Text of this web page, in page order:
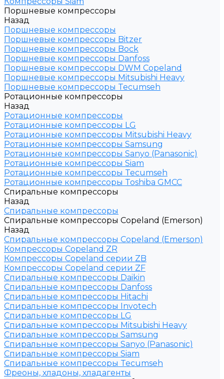
Поршневые компрессоры
Назад
Поршневые компрессоры
Поршневые компрессоры Bitzer
Поршневые компрессоры Bock
Поршневые компрессоры Danfoss
Поршневые компрессоры DWM Copeland
Поршневые компрессоры Mitsubishi Heavy
Поршневые компрессоры Tecumseh
Ротационные компрессоры
Назад
Ротационные компрессоры
Ротационные компрессоры LG
Ротационные компрессоры Mitsubishi Heavy
Ротационные компрессоры Samsung
Ротационные компрессоры Sanyo (Panasonic)
Ротационные компрессоры Siam
Ротационные компрессоры Tecumseh
Ротационные компрессоры Toshiba GMCC
Спиральные компрессоры
Назад
Спиральные компрессоры
Спиральные компрессоры Copeland (Emerson)
Назад
Спиральные компрессоры Copeland (Emerson)
Компрессоры Copeland ZR
Компрессоры Copeland серии ZB
Компрессоры Copeland серии ZF
Спиральные компрессоры Daikin
Спиральные компрессоры Danfoss
Спиральные компрессоры Hitachi
Спиральные компрессоры Invotech
Спиральные компрессоры LG
Спиральные компрессоры Mitsubishi Heavy
Спиральные компрессоры Samsung
Спиральные компрессоры Sanyo (Panasonic)
Спиральные компрессоры Siam
Спиральные компрессоры Tecumseh
Фреоны, хладоны, хладагенты